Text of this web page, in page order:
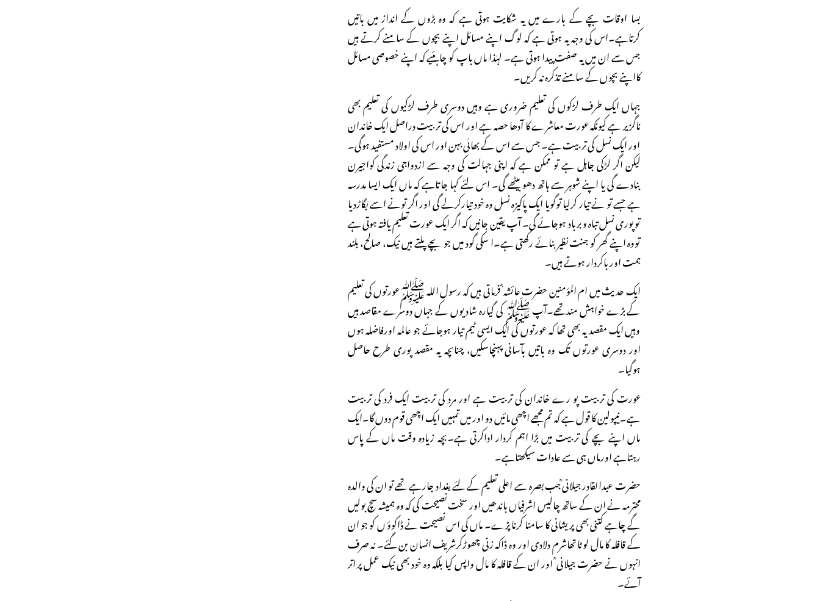
بسا اوقات بچے کے بارے میں یہ شکایت ہوتی ہے کہ وہ بڑوں کے انداز میں باتیں
کرتاہے۔اس کی وجہ یہ ہوتی ہے کہ لوگ اپنے مسائل اپنے بچوں کے سامنے کرتے ہیں
جس سے ان میں یہ صفت پیدا ہوتی ہے۔ لہٰذا ماں باپ کو چاہئیے کہ اپنے خصوصی مسائل
کااپنے بچوں کے سامنے تذکرہ نہ کریں۔
جہاں ایک طرف لڑکوں کی تعلیم ضروری ہے وہیں دوسری طرف لڑکیوں کی تعلیم بھی
ناگزیر ہے کیونکہ عورت معاشرے کا آدھا حصہ ہے اور اس کی تربیت دراصل ایک خاندان
اور ایک نسل کی تربیت ہے۔ جس سے اس کے بھائی بہن اور اس کی اولاد مستفید ہوگی۔
لیکن اگر لڑکی جاہل ہے تو ممکن ہے کہ اپنی جہالت کی وجہ سے ازدواجی زندگی کواجیرن
بنادے گی یا اپنے شوہر سے ہاتھ دھو بیٹھے گی۔ اس لئے کہا جاتاہے کہ ماں ایک ایسا مدرسہ
ہے جسے تو نے تیار کرلیا توگویا ایک پاکیزہ نسل وہ خود تیارکرلے گی اور اگر تونے اسے بگاڑدیا
توپوری نسل تباہ و برباد ہوجائے گی۔ آپ یقین جانیں کہ اگر ایک عورت تعلیم یافتہ ہوتی ہے
تووہ اپنے گھر کو جنت نظیر بنائے رکھتی ہے۔ا سکی گود میں جو بچے پلتے ہیں نیک، صالح، بلند
ہمت اور باکردار ہوتے ہیں۔
ایک حدیث میں ام المؤمنین حضرت عائشہ ؓ فرماتی ہیں کہ رسول اللہ ﷺعورتوں کی تعلیم
کے بڑے خواہش مندتھے۔آپ ﷺ کی گیارہ شادیوں کے جہاں دوسرے مقاصد ہیں
وہیں ایک مقصد یہ بھی تھا کہ عورتوں کی ایک ایسی ٹیم تیار ہوجائے جو عالمہ اورفاضلہ ہوں
اور دوسری عورتوں تک وہ باتیں بآسانی پہنچاسکیں، چناںچہ یہ مقصد پوری طرح حاصل
ہوگیا۔
عورت کی تربیت پو رے خاندان کی تربیت ہے اور مرد کی تربیت ایک فرد کی تربیت
ہے۔نیپولین کا قول ہے کہ تم مجھے اچھی مائیں دو اور میں تمہیں ایک اچھی قوم دوں گا۔ایک
ماں اپنے بچے کی تربیت میں بڑا اہم کردار اداکرتی ہے۔بچہ زیادہ وقت ماں کے پاس
رہتاہے اورماں ہی سے عادات سیکھتاہے۔
حضرت عبدالقادر جیلانی ؒجب بصرہ سے اعلی تعلیم کے لئے بغداد جارہے تھے تو ان کی والدہ
محترمہ نے ان کے ساتھ چالیس اشرفیاں باندھیں اور سخت نصیحت کی کہ وہ ہمیشہ سچ بولیں
گے چاہے کتنی بھی پریشانی کا سامنا کرنا پڑے۔ ماں کی اس نصیحت نے ڈاکوؤ ں کو جو ان
کے قافلہ کا مال لوٹا تھاشرم دلادی اور وہ ڈاکہ زنی چھوڑکرشریف انسان بن گئے۔ نہ صرف
انہوں نے حضرت جیلانی ؒ اور ان کے قافلہ کا مال واپس کیا بلکہ وہ خود بھی نیک عمل پر اتر
آئے۔